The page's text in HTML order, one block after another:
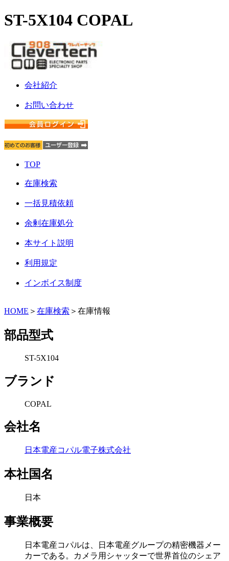
ST-5X104 COPAL
会社紹介
お問い合わせ
TOP
在庫検索
一括見積依頼
余剰在庫処分
本サイト説明
利用規定
インボイス制度
HOME ＞ 在庫検索 ＞在庫情報
部品型式
ST-5X104
ブランド
COPAL
会社名
日本電産コパル電子株式会社
本社国名
日本
事業概要
日本電産コパルは、日本電産グループの精密機器メー
カーである。カメラ用シャッターで世界首位のシェア